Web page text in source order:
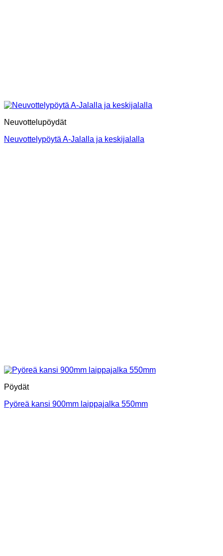
Neuvottelupöydät
Neuvottelypöytä A-Jalalla ja keskijalalla
Pöydät
Pyöreä kansi 900mm laippajalka 550mm